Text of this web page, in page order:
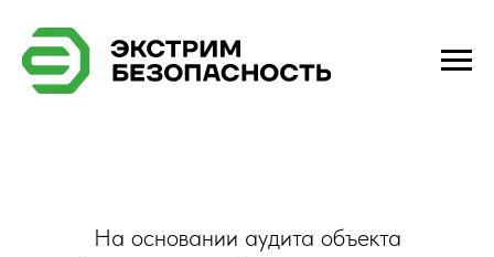
На основании аудита объекта